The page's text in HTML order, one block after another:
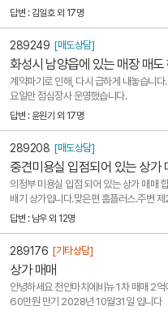
답변 : 김일호 외 17명
289249 [매도상담]
화성시 남양읍에 있는 매장 매도
계약파기로 인해, 다시 급하게 내놓습니
요일만 점심장사 운영했습니다.
답변 : 윤원기 외 17명
289208 [매도상담]
중견미용실 입점되어 있는 상가
의정부 미용실 입점 되어 있는 상가 매매
배기 상가입니다.맞은편 홈플러스.주변
답변 : 남우 외 12명
289176 [기타상담]
상가 매매
안녕하세요 천안마치에비뉴 1차 매매 2
60만원 만기 2028년 10월31일 입니다